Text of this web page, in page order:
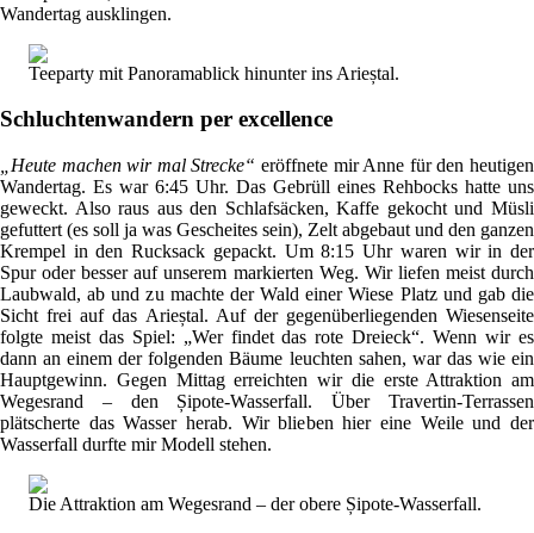
Wandertag ausklingen.
Teeparty mit Panoramablick hinunter ins Arieștal.
Schluchtenwandern per excellence
„Heute machen wir mal Strecke“ eröffnete mir Anne für den heutigen
Wandertag. Es war 6:45 Uhr. Das Gebrüll eines Rehbocks hatte uns
geweckt. Also raus aus den Schlafsäcken, Kaffe gekocht und Müsli
gefuttert (es soll ja was Gescheites sein), Zelt abgebaut und den ganzen
Krempel in den Rucksack gepackt. Um 8:15 Uhr waren wir in der
Spur oder besser auf unserem markierten Weg. Wir liefen meist durch
Laubwald, ab und zu machte der Wald einer Wiese Platz und gab die
Sicht frei auf das Arieștal. Auf der gegenüberliegenden Wiesenseite
folgte meist das Spiel: „Wer findet das rote Dreieck“. Wenn wir es
dann an einem der folgenden Bäume leuchten sahen, war das wie ein
Hauptgewinn. Gegen Mittag erreichten wir die erste Attraktion am
Wegesrand – den Șipote-Wasserfall. Über Travertin-Terrassen
plätscherte das Wasser herab. Wir blieben hier eine Weile und der
Wasserfall durfte mir Modell stehen.
Die Attraktion am Wegesrand – der obere Șipote-Wasserfall.